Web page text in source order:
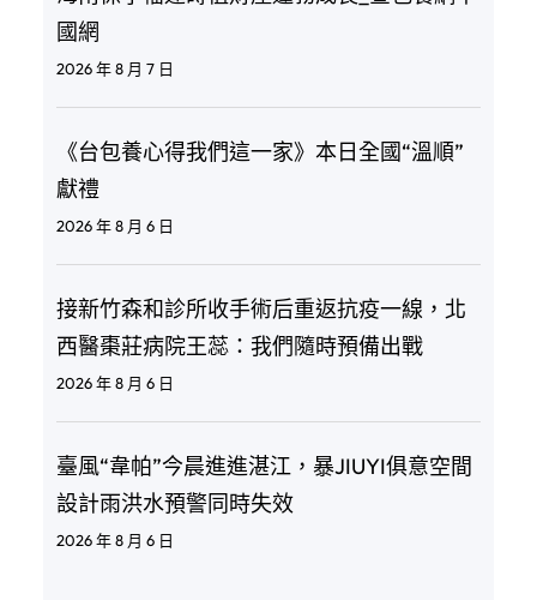
國網
2026 年 8 月 7 日
《台包養心得我們這一家》本日全國“溫順”
獻禮
2026 年 8 月 6 日
接新竹森和診所收手術后重返抗疫一線，北
西醫棗莊病院王蕊：我們隨時預備出戰
2026 年 8 月 6 日
臺風“韋帕”今晨進進湛江，暴JIUYI俱意空間
設計雨洪水預警同時失效
2026 年 8 月 6 日